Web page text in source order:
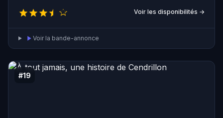
touristique, qui l'emmènera dans une aventure nuptiale
mouvementée, du Kilimandjaro à Moscou.
Voir les disponibilités →
Voir la bande-annonce
#19